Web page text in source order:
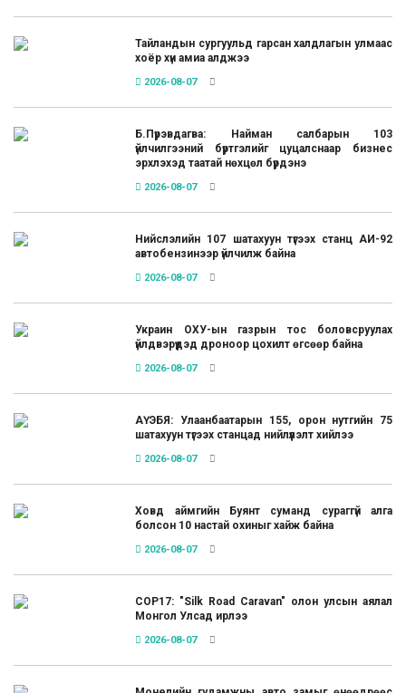
Тайландын сургуульд гарсан халдлагын улмаас
хоёр хүн амиа алджээ
2026-08-07
Б.Пүрэвдагва: Найман салбарын 103
үйлчилгээний бүртгэлийг цуцалснаар бизнес
эрхлэхэд таатай нөхцөл бүрдэнэ
2026-08-07
Нийслэлийн 107 шатахуун түгээх станц АИ-92
автобензинээр үйлчилж байна
2026-08-07
Украин ОХУ-ын газрын тос боловсруулах
үйлдвэрүүдэд дроноор цохилт өгсөөр байна
2026-08-07
АҮЭБЯ: Улаанбаатарын 155, орон нутгийн 75
шатахуун түгээх станцад нийлүүлэлт хийлээ
2026-08-07
Ховд аймгийн Буянт суманд сураггүй алга
болсон 10 настай охиныг хайж байна
2026-08-07
COP17: "Silk Road Caravan" олон улсын аялал
Монгол Улсад ирлээ
2026-08-07